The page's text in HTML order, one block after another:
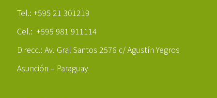
Tel.: +595 21 301219
Cel.: +595 981 911114
Direcc.: Av. Gral Santos 2576 c/ Agustín Yegros
Asunción – Paraguay